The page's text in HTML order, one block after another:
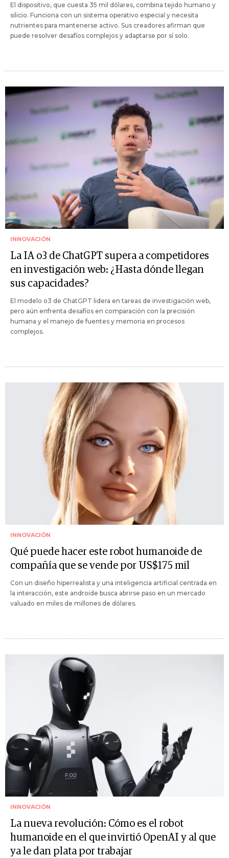
El dispositivo, que cuesta 35 mil dólares, combina tejido humano y
silicio. Funciona con un sistema operativo especial y necesita
nutrientes para mantenerse activo. Sus creadores afirman que
puede resolver desafíos complejos y adaptarse por sí solo.
INNOVACIÓN
La IA o3 de ChatGPT supera a competidores
en investigación web: ¿Hasta dónde llegan
sus capacidades?
El modelo o3 de ChatGPT lidera en tareas de investigación web,
pero aún enfrenta desafíos en comparación con la precisión
humana y el manejo de fuentes y memoria en procesos
complejos.
INNOVACIÓN
Qué puede hacer este robot humanoide de
compañía que se vende por US$175 mil
Con un diseño hiperrealista y una inteligencia artificial centrada en
la interacción, este androide busca abrirse paso en un mercado
valuado en miles de millones de dólares.
INNOVACIÓN
La nueva revolución: Cómo es el robot
humanoide en el que invirtió OpenAI y al que
ya le dan plata por trabajar